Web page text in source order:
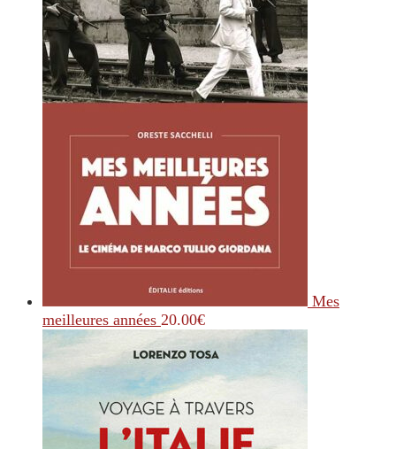
Mes
meilleures années 20.00€